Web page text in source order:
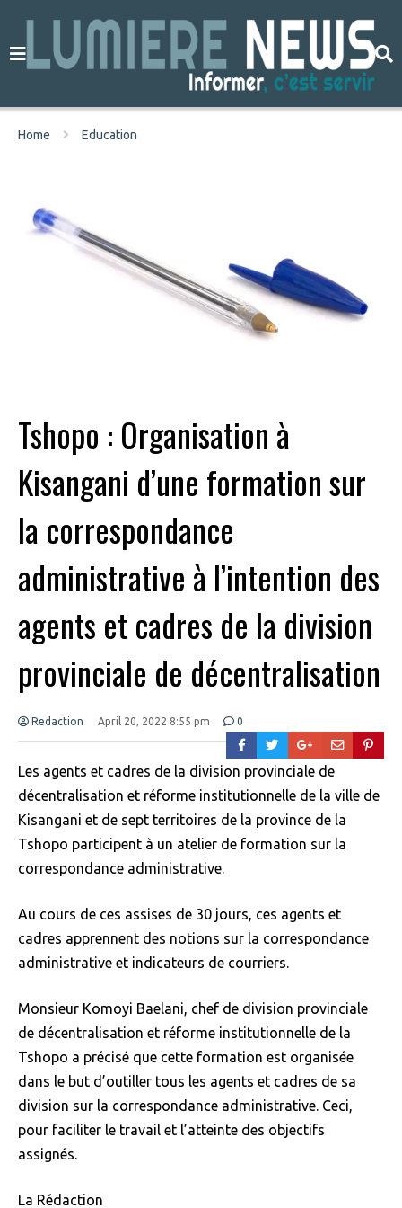
Home Education
Tshopo : Organisation à
Kisangani d’une formation sur
la correspondance
administrative à l’intention des
agents et cadres de la division
provinciale de décentralisation
Redaction April 20, 2022 8:55 pm 0
Les agents et cadres de la division provinciale de
décentralisation et réforme institutionnelle de la ville de
Kisangani et de sept territoires de la province de la
Tshopo participent à un atelier de formation sur la
correspondance administrative.
Au cours de ces assises de 30 jours, ces agents et
cadres apprennent des notions sur la correspondance
administrative et indicateurs de courriers.
Monsieur Komoyi Baelani, chef de division provinciale
de décentralisation et réforme institutionnelle de la
Tshopo a précisé que cette formation est organisée
dans le but d’outiller tous les agents et cadres de sa
division sur la correspondance administrative. Ceci,
pour faciliter le travail et l’atteinte des objectifs
assignés.
La Rédaction